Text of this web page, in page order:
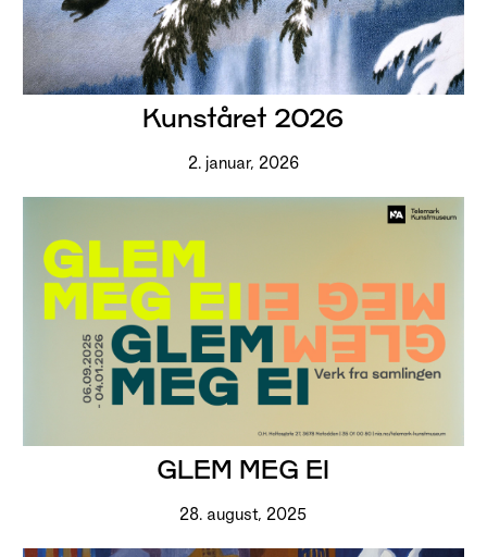
Kunståret 2026
2. januar, 2026
GLEM MEG EI
28. august, 2025